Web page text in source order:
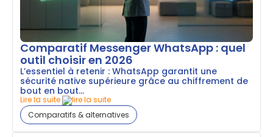
Comparatif Messenger WhatsApp : quel
outil choisir en 2026
L’essentiel à retenir : WhatsApp garantit une
sécurité native supérieure grâce au chiffrement de
bout en bout...
Lire la suite
Comparatifs & alternatives